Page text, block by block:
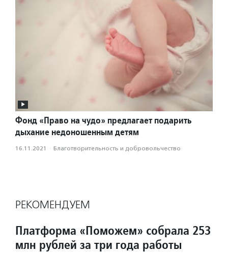
Фонд «Право на чудо» предлагает подарить
дыхание недоношенным детям
16.11.2021 · Благотвори­тель­ность и доброволь­чест­во
РЕКОМЕНДУЕМ
Платформа «Поможем» собрала 253
млн рублей за три года работы